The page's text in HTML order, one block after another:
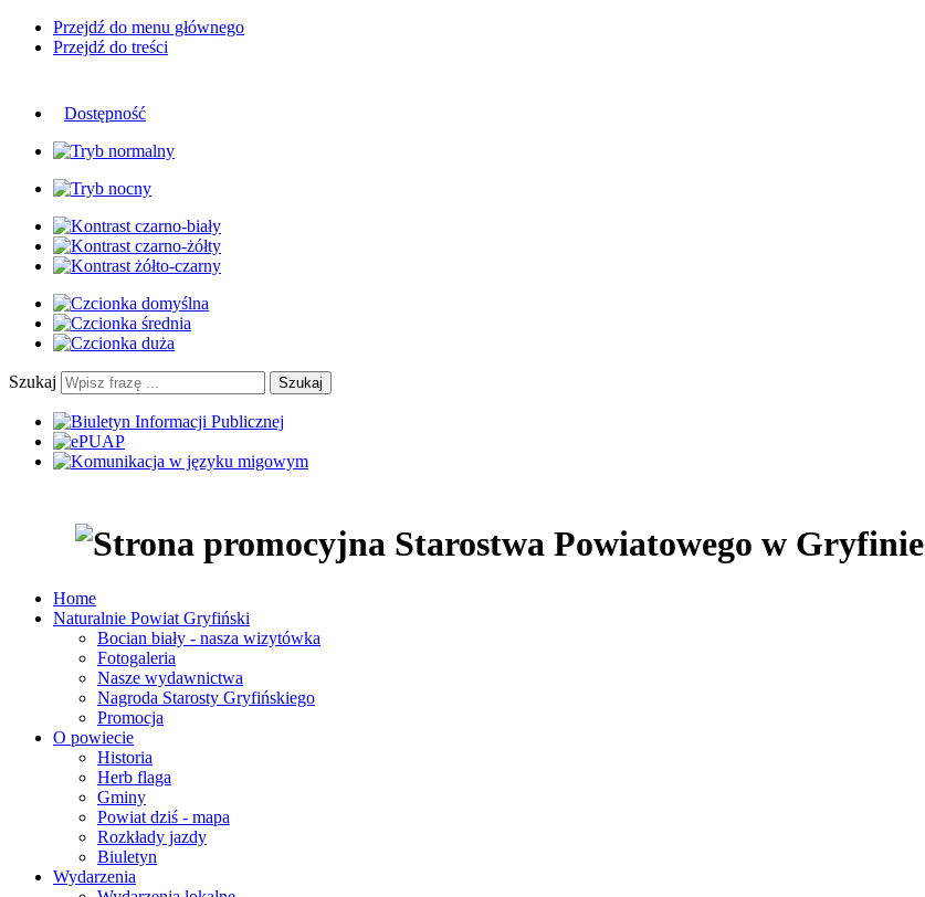
Przejdź do menu głównego
Przejdź do treści
Dostępność
Szukaj Szukaj
Home
Naturalnie Powiat Gryfiński
Bocian biały - nasza wizytówka
Fotogaleria
Nasze wydawnictwa
Nagroda Starosty Gryfińskiego
Promocja
O powiecie
Historia
Herb flaga
Gminy
Powiat dziś - mapa
Rozkłady jazdy
Biuletyn
Wydarzenia